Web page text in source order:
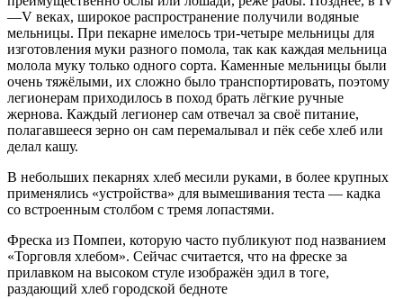
—V веках, широкое распространение получили водяные
мельницы. При пекарне имелось три-четыре мельницы для
изготовления муки разного помола, так как каждая мельница
молола муку только одного сорта. Каменные мельницы были
очень тяжёлыми, их сложно было транспортировать, поэтому
легионерам приходилось в поход брать лёгкие ручные
жернова. Каждый легионер сам отвечал за своё питание,
полагавшееся зерно он сам перемалывал и пёк себе хлеб или
делал кашу.
В небольших пекарнях хлеб месили руками, в более крупных
применялись «устройства» для вымешивания теста — кадка
со встроенным столбом с тремя лопастями.
Фреска из Помпеи, которую часто публикуют под названием
«Торговля хлебом». Сейчас считается, что на фреске за
прилавком на высоком стуле изображён эдил в тоге,
раздающий хлеб городской бедноте